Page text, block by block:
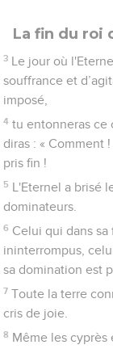
La fin du roi
3 Le jour où
souffrance et
imposé,
4 tu entonneras ce
diras : « Comment
pris fin !
5 L'Eternel a brisé
dominateurs.
6 Celui qui dans
ininterrompus,
sa domination est
7 Toute la terre
cris de joie.
8 Même les cyprès